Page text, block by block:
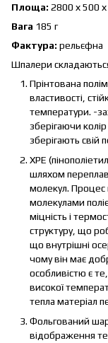
Площа: 2800 х 500
Вага 185 г
Фактура: рельєфна
Шпалери
Прінтована
властивості,
температури. -
зберігаючи
зберігають свій
XPE
шляхом
молекул. Процес
молекулами
міцність і
структуру, що
що внутрішні
чому він має
особливістю є
високої
тепла матеріал
Фольгований
відображення